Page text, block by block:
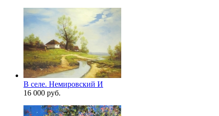
В селе. Немировский И
16 000 руб.